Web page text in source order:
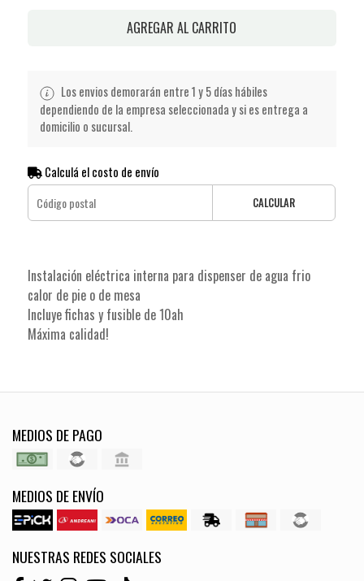
AGREGAR AL CARRITO
Los envios demorarán entre 1 y 5 días hábiles
dependiendo de la empresa seleccionada y si es entrega a
domicilio o sucursal.
Calculá el costo de envío
CALCULAR
Instalación eléctrica interna para dispenser de agua frio
calor de pie o de mesa
Incluye fichas y fusible de 10ah
Máxima calidad!
MEDIOS DE PAGO
MEDIOS DE ENVÍO
NUESTRAS REDES SOCIALES